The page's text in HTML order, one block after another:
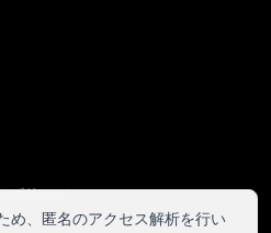
め、匿名のアクセス解析を行い
ポリシー）